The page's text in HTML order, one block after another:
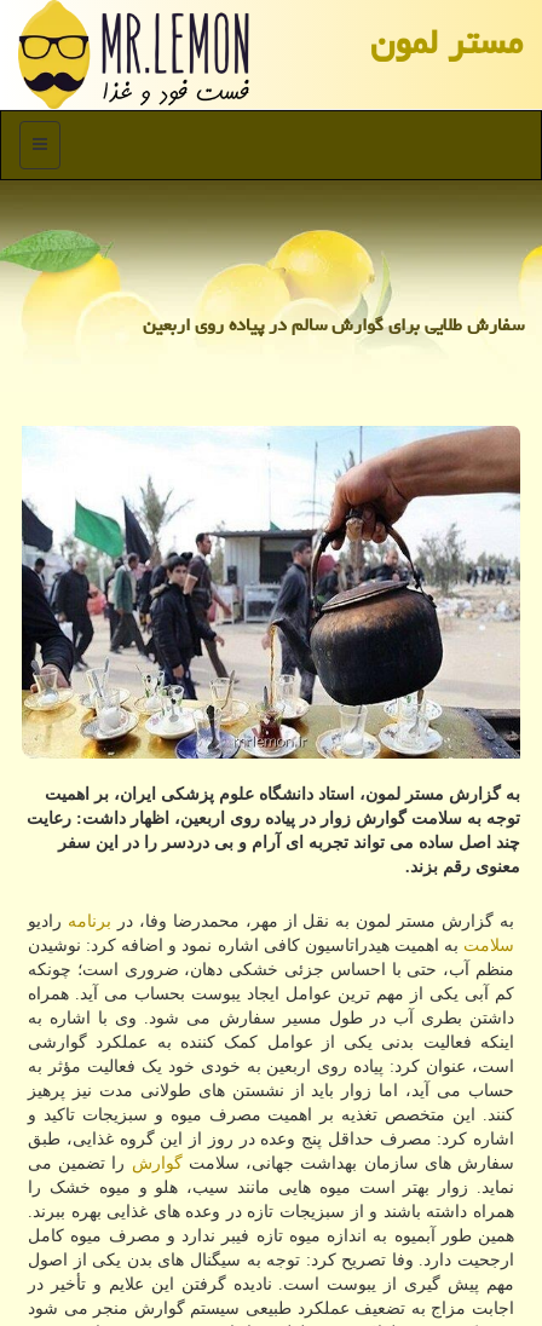
مستر لمون
منو
سفارش طلایی برای گوارش سالم در پیاده روی اربعین
به گزارش مستر لمون، استاد دانشگاه علوم پزشکی ایران، بر اهمیت
توجه به سلامت گوارش زوار در پیاده روی اربعین، اظهار داشت: رعایت
چند اصل ساده می تواند تجربه ای آرام و بی دردسر را در این سفر
معنوی رقم بزند.
به گزارش مستر لمون به نقل از مهر، محمدرضا وفا، در برنامه رادیو
سلامت به اهمیت هیدراتاسیون کافی اشاره نمود و اضافه کرد: نوشیدن
منظم آب، حتی با احساس جزئی خشکی دهان، ضروری است؛ چونکه
کم آبی یکی از مهم ترین عوامل ایجاد یبوست بحساب می آید. همراه
داشتن بطری آب در طول مسیر سفارش می شود. وی با اشاره به
اینکه فعالیت بدنی یکی از عوامل کمک کننده به عملکرد گوارشی
است، عنوان کرد: پیاده روی اربعین به خودی خود یک فعالیت مؤثر به
حساب می آید، اما زوار باید از نشستن های طولانی مدت نیز پرهیز
کنند. این متخصص تغذیه بر اهمیت مصرف میوه و سبزیجات تاکید و
اشاره کرد: مصرف حداقل پنج وعده در روز از این گروه غذایی، طبق
سفارش های سازمان بهداشت جهانی، سلامتگوارش را تضمین می
نماید. زوار بهتر است میوه هایی مانند سیب، هلو و میوه خشک را
همراه داشته باشند و از سبزیجات تازه در وعده های غذایی بهره ببرند.
همین طور آبمیوه به اندازه میوه تازه فیبر ندارد و مصرف میوه کامل
ارجحیت دارد. وفا تصریح کرد: توجه به سیگنال های بدن یکی از اصول
مهم پیش گیری از یبوست است. نادیده گرفتن این علایم و تأخیر در
اجابت مزاج به تضعیف عملکرد طبیعی سیستم گوارش منجر می شود